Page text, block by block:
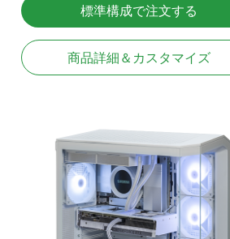
標準構成で注文する
商品詳細＆カスタマイズ